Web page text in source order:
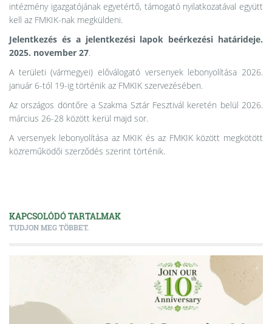
intézmény igazgatójának egyetértő, támogató nyilatkozatával együtt
kell az FMKIK-nak megküldeni.
Jelentkezés és a jelentkezési lapok beérkezési határideje.
2025. november 27.
A területi (vármegyei) előválogató versenyek lebonyolítása 2026.
január 6-tól 19-ig történik az FMKIK szervezésében.
Az országos döntőre a Szakma Sztár Fesztivál keretén belül 2026.
március 26-28 között kerül majd sor.
A versenyek lebonyolítása az MKIK és az FMKIK között megkötött
közreműködői szerződés szerint történik.
KAPCSOLÓDÓ TARTALMAK
TUDJON MEG TÖBBET.